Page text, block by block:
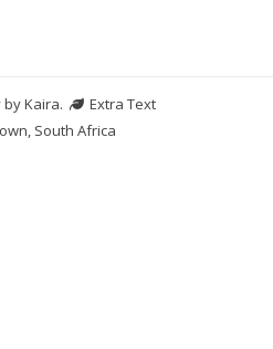
byKaira.
Extra Text
South Africa